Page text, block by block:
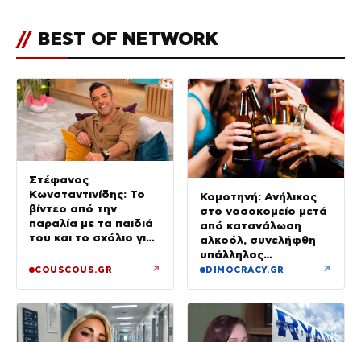
// BEST OF NETWORK
Στέφανος
Κωνσταντινίδης: Το
βίντεο από την
παραλία με τα παιδιά
του και το σχόλιο για
COUSCOUS.GR ↗
Κομοτηνή: Ανήλικος
στο νοσοκομείο μετά
από κατανάλωση
αλκοόλ, συνελήφθη
υπάλληλος
καταστήματος
DIMOCRACY.GR ↗